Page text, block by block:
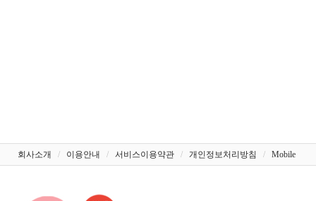
회사소개 / 이용안내 / 서비스이용약관 / 개인정보처리방침 / Mobile